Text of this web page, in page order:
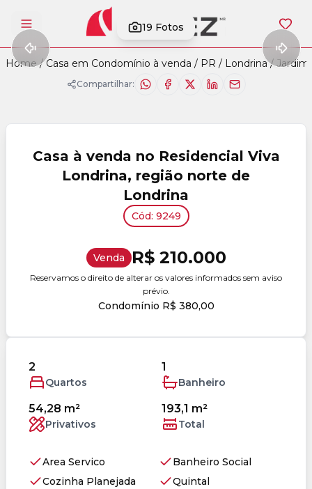
Abrir menu 19 Fotos
Home / Casa em Condomínio à venda / PR / Londrina / Jardim
Compartilhar:
Casa à venda no Residencial Viva
Londrina, região norte de
Londrina
Cód: 9249
Venda R$ 210.000
Reservamos o direito de alterar os valores informados sem aviso
prévio.
Condomínio R$ 380,00
2
Quartos
1
Banheiro
54,28 m²
Privativos
193,1 m²
Total
Area Servico
Banheiro Social
Cozinha Planejada
Quintal